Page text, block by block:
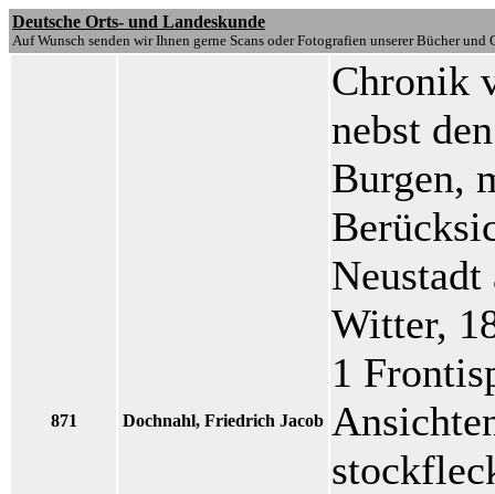
Deutsche Orts- und Landeskunde
Auf Wunsch senden wir Ihnen gerne Scans oder Fotografien unserer Bücher und
871 Dochnahl, Friedrich Jacob
Chronik
nebst
Burgen,
Witter,
1